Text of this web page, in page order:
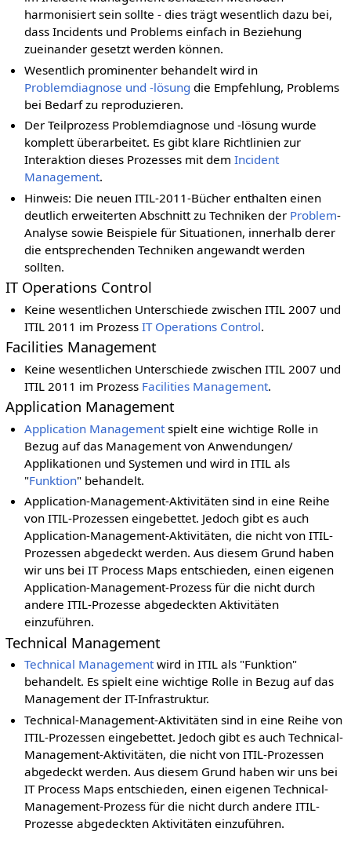
harmonisiert sein sollte - dies trägt wesentlich dazu bei,
dass Incidents und Problems einfach in Beziehung
zueinander gesetzt werden können.
Wesentlich prominenter behandelt wird in
Problemdiagnose und -lösung die Empfehlung, Problems
bei Bedarf zu reproduzieren.
Der Teilprozess Problemdiagnose und -lösung wurde
komplett überarbeitet. Es gibt klare Richtlinien zur
Interaktion dieses Prozesses mit demIncident
Management.
Hinweis: Die neuen ITIL-2011-Bücher enthalten einen
deutlich erweiterten Abschnitt zu Techniken der Problem-
Analyse sowie Beispiele für Situationen, innerhalb derer
die entsprechenden Techniken angewandt werden
sollten.
IT Operations Control
Keine wesentlichen Unterschiede zwischen ITIL 2007 und
ITIL 2011 im ProzessIT Operations Control.
Facilities Management
Keine wesentlichen Unterschiede zwischen ITIL 2007 und
ITIL 2011 im Prozess Facilities Management.
Application Management
Application Management spielt eine wichtige Rolle in
Bezug auf das Management von Anwendungen/
Applikationen und Systemen und wird in ITIL als
"Funktion" behandelt.
Application-Management-Aktivitäten sind in eine Reihe
von ITIL-Prozessen eingebettet. Jedoch gibt es auch
Application-Management-Aktivitäten, die nicht von ITIL-
Prozessen abgedeckt werden. Aus diesem Grund haben
wir uns bei IT Process Maps entschieden, einen eigenen
Application-Management-Prozess für die nicht durch
andere ITIL-Prozesse abgedeckten Aktivitäten
einzuführen.
Technical Management
Technical Managementwird in ITIL als "Funktion"
behandelt. Es spielt eine wichtige Rolle in Bezug auf das
Management der IT-Infrastruktur.
Technical-Management-Aktivitäten sind in eine Reihe von
ITIL-Prozessen eingebettet. Jedoch gibt es auch Technical-
Management-Aktivitäten, die nicht von ITIL-Prozessen
abgedeckt werden. Aus diesem Grund haben wir uns bei
IT Process Maps entschieden, einen eigenen Technical-
Management-Prozess für die nicht durch andere ITIL-
Prozesse abgedeckten Aktivitäten einzuführen.